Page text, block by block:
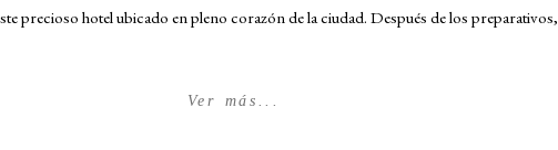
precioso hotel ubicado en pleno corazón de la ciudad. Después de los preparativos,
Ver más...